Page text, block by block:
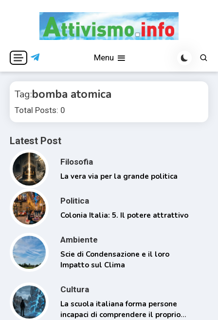
Attivismo.info
Menu
Tag:bomba atomica
Total Posts: 0
Latest Post
Filosofia
La vera via per la grande politica
Politica
Colonia Italia: 5. Il potere attrattivo
Ambiente
Scie di Condensazione e il loro
Impatto sul Clima
Cultura
La scuola italiana forma persone
incapaci di comprendere il proprio